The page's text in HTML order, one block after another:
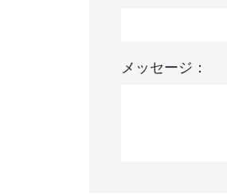
メッセージ：